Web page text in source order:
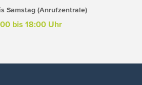
Samstag (Anrufzentrale)
bis 18:00 Uhr